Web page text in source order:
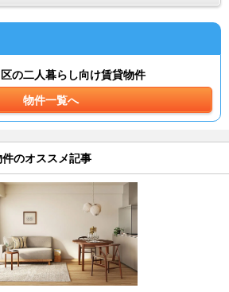
の二人暮らし向け賃貸物件
物件一覧へ
のオススメ記事